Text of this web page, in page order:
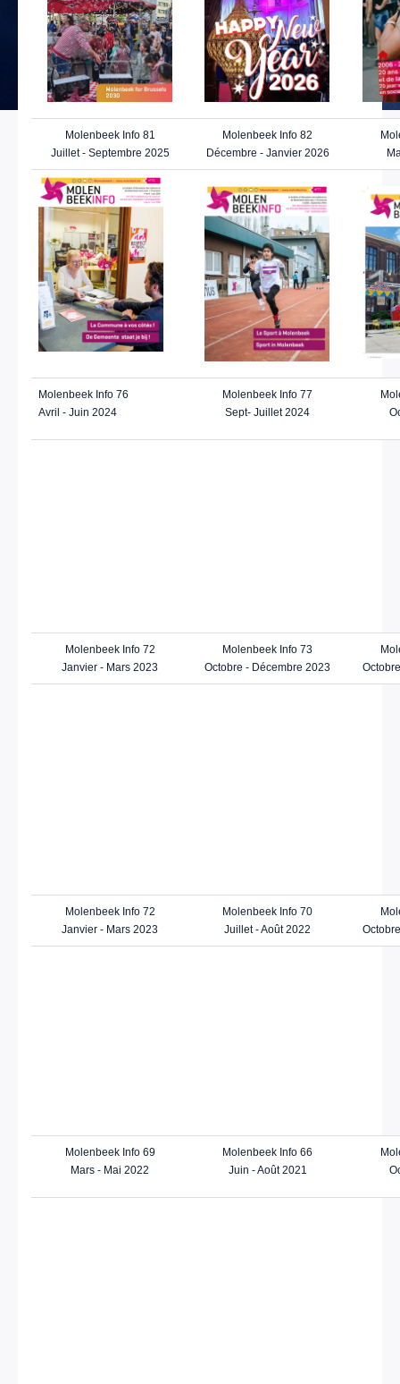
Molenbeek Info 81
Juillet - Septembre 2025
Molenbeek Info 82
Décembre - Janvier 2026
Molenbeek Info 76
Avril - Juin 2024
Molenbeek Info 77
Sept- Juillet 2024
Molenbeek Info 72
Janvier - Mars 2023
Molenbeek Info 73
Octobre - Décembre 2023
Molenbeek Info 72
Janvier - Mars 2023
Molenbeek Info 70
Juillet - Août 2022
Molenbeek Info 69
Mars - Mai 2022
Molenbeek Info 66
Juin - Août 2021